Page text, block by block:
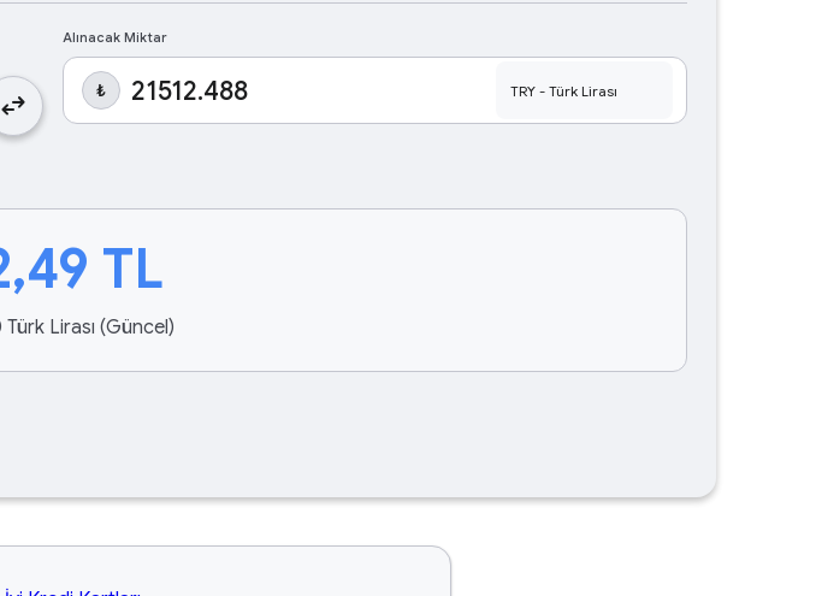
swap_horiz
Alınacak Miktar
₺
TL
Lirası (Güncel)